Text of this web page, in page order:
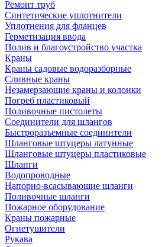
Ремонт труб
Синтетические уплотнители
Уплотнения для фланцев
Герметизация ввода
Полив и благоустройство участка
Краны
Краны садовые водоразборные
Сливные краны
Незамерзающие краны и колонки
Погреб пластиковый
Поливочные пистолеты
Соединители для шлангов
Быстроразъемные соединители
Шланговые штуцеры латунные
Шланговые штуцеры пластиковые
Шланги
Водопроводные
Напорно-всасывающие шланги
Поливочные шланги
Пожарное оборудование
Краны пожарные
Огнетушители
Рукава